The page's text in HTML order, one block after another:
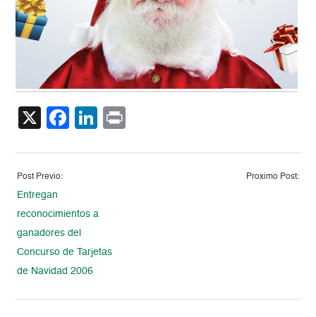
X Facebook
LinkedIn
Post Previo:
Entregan
reconocimientos a
ganadores del
Concurso de Tarjetas
de Navidad 2006
Proximo Post: